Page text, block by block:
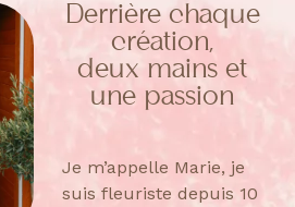
Derrière chaque
création,
deux mains et
une passion
Je m’appelle Marie, je
suis fleuriste depuis 10